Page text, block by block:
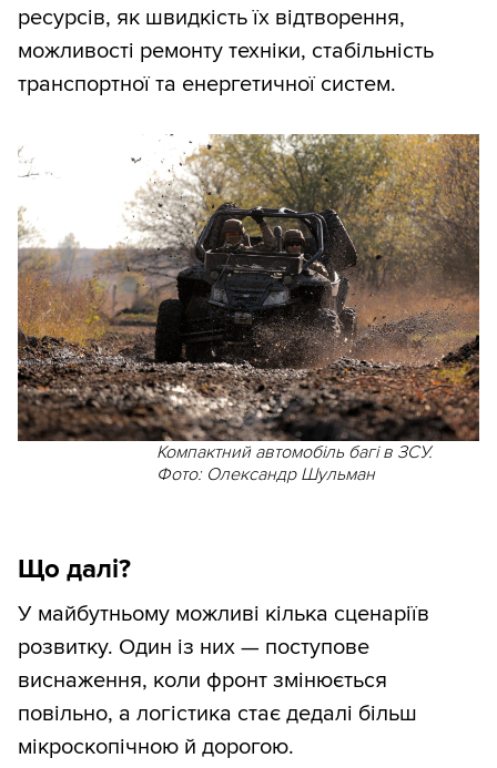
ресурсів, як швидкість їх відтворення,
можливості ремонту техніки, стабільність
транспортної та енергетичної систем.
Компактний автомобіль багі в ЗСУ.
Фото: Олександр Шульман
Що далі?
У майбутньому можливі кілька сценаріїв
розвитку. Один із них — поступове
виснаження, коли фронт змінюється
повільно, а логістика стає дедалі більш
мікроскопічною й дорогою.